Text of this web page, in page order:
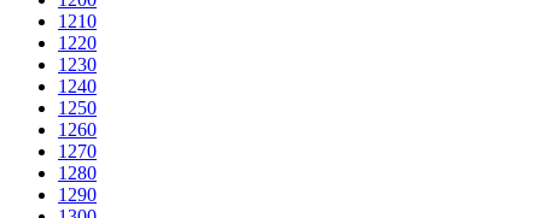
1210
1220
1230
1240
1250
1260
1270
1280
1290